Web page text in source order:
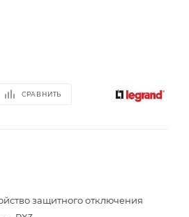
СРАВНИТЬ
защитного отключения